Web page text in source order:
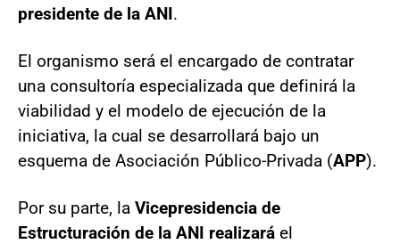
presidente de la ANI.
El organismo será el encargado de contratar
una consultoría especializada que definirá la
viabilidad y el modelo de ejecución de la
iniciativa, la cual se desarrollará bajo un
esquema de Asociación Público-Privada (APP).
Por su parte, la Vicepresidencia de
Estructuración de la ANI realizará el